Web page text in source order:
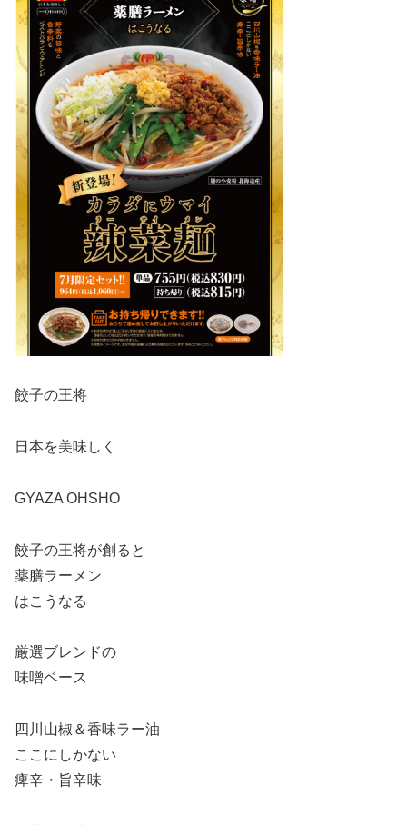
餃子の王将
日本を美味しく
GYAZA OHSHO
餃子の王将が創ると
薬膳ラーメン
はこうなる
厳選ブレンドの
味噌ベース
四川山椒＆香味ラー油
ここにしかない
痺辛・旨辛味